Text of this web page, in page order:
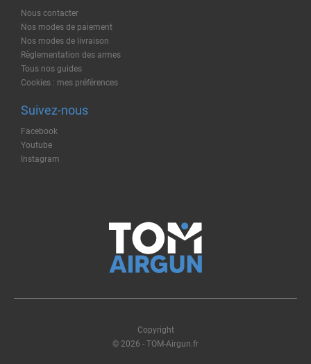
Nous contacter
Nos modes de paiement
Nos modes de livraison
Règlementation des armes
Tous nos guides
Cookies : mes préférences
Suivez-nous
Facebook
Youtube
Instagram
Copyright
© 2026 - TOM-Airgun.fr